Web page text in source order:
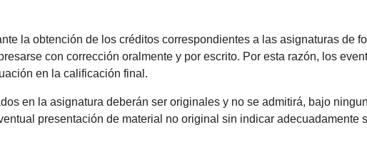
la obtención de los créditos correspondientes a las asignaturas de
con corrección oralmente y por escrito. Por esta razón, los
en la calificación final.
en la asignatura deberán ser originales y no se admitirá, bajo
presentación de material no original sin indicar adecuadamente